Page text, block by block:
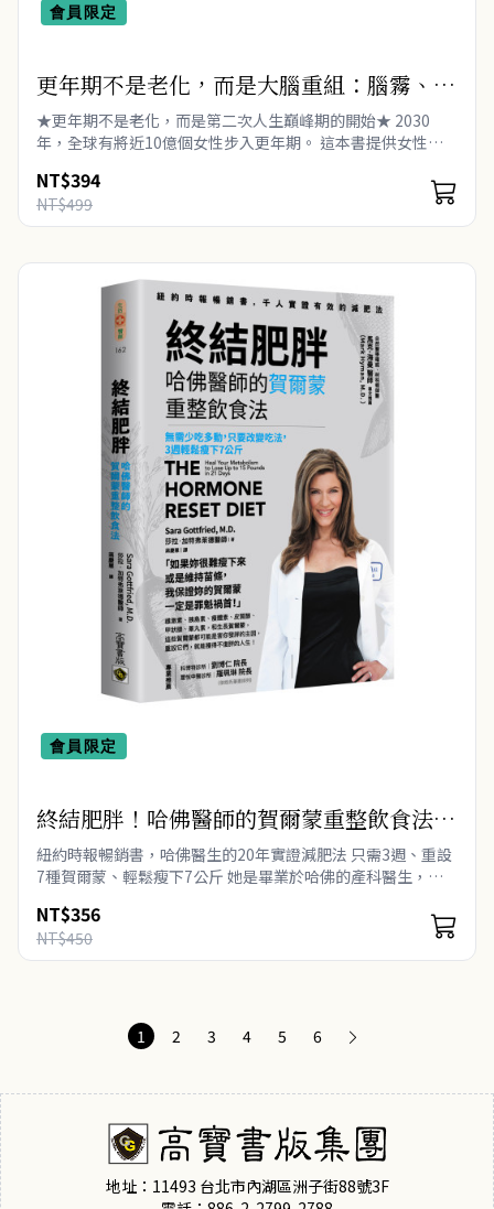
會員限定
更年期不是老化，而是大腦重組：腦霧、失
眠、阿茲海默等荷爾蒙轉換期的關鍵真相
★更年期不是老化，而是第二次人生巔峰期的開始★ 2030
年，全球有將近10億個女性步入更年期。 這本書提供女性所
望在更年期時，有這本書可以..
NT$394
NT$499
會員限定
終結肥胖！哈佛醫師的賀爾蒙重整飲食法：
無需少吃多動，只要改變吃法，3週輕鬆瘦
下7公斤
紐約時報暢銷書，哈佛醫生的20年實證減肥法 只需3週、重設
7種賀爾蒙、輕鬆瘦下7公斤 她是畢業於哈佛的產科醫生，也
瘦身 雌激素、胰島素、..
NT$356
NT$450
1 2 3 4 5 6
地址：11493 台北市內湖區洲子街88號3F